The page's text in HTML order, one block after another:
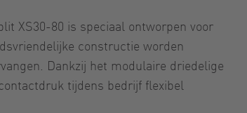
XS30-80 is speciaal ontworpen voor
constructie worden
Dankzij het modulaire driedelige
tijdens bedrijf flexibel